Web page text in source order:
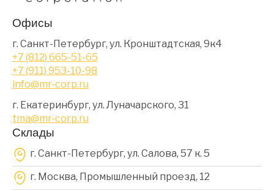
Офисы
г. Санкт-Петербург, ул. Кронштадтская, 9к4
+7 (812) 665-51-65
+7 (911) 953-10-98
info@mr-corp.ru
г. Екатеринбург, ул. Луначарского, 31
tma@mr-corp.ru
Склады
г. Санкт-Петербург, ул. Салова, 57 к. 5
г. Москва, Промышленный проезд, 12